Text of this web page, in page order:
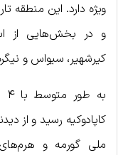
ویژه دارد. این منطقه
و در بخش‌هایی از
کیرشهیر، سیواس و نیگره
کاپادوکیه رسید و از
ملی گورمه و